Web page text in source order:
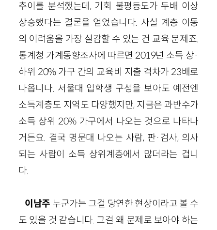
추이를 분석했는데, 기회 불평등도가 두배 이상
상승했다는 결론을 얻었습니다. 사실 계층 이동
의 어려움을 가장 실감할 수 있는 건 교육 문제죠.
통계청 가계동향조사에 따르면 2019년 소득 상·
하위 20% 가구 간의 교육비 지출 격차가 23배로
나옵니다. 서울대 입학생 구성을 보아도 예전엔
소득계층도 지역도 다양했지만, 지금은 과반수가
소득 상위 20% 가구에서 나오는 것으로 나타나
거든요. 결국 명문대 나오는 사람, 판·검사, 의사
되는 사람이 소득 상위계층에서 많더라는 겁니
다.
이남주 누군가는 그걸 당연한 현상이라고 볼 수
도 있을 것 같습니다. 그걸 왜 문제로 보아야 하는